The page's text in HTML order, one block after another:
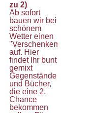
zu 2)
Ab sofort
bauen wir bei
schönem
Wetter einen
"Verschenkemarkt"
auf. Hier
findet Ihr bunt
gemixt
Gegenstände
und Bücher,
die eine 2.
Chance
bekommen